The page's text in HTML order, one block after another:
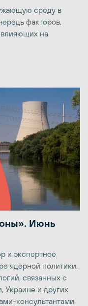
среду в
факторов,
влияющих на
Июнь
и экспертное
ядерной политики,
связанных с
Украине и других
консультантами